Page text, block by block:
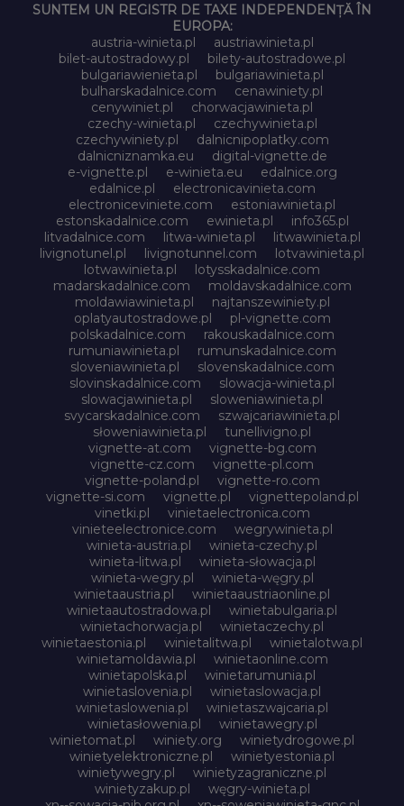
SUNTEM UN REGISTR DE TAXE INDEPENDENȚĂ ÎN
EUROPA:
austria-winieta.pl
austriawinieta.pl
bilet-autostradowy.pl
bilety-autostradowe.pl
bulgariawienieta.pl
bulgariawinieta.pl
bulharskadalnice.com
cenawiniety.pl
cenywiniet.pl
chorwacjawinieta.pl
czechy-winieta.pl
czechywinieta.pl
czechywiniety.pl
dalnicnipoplatky.com
dalnicniznamka.eu
digital-vignette.de
e-vignette.pl
e-winieta.eu
edalnice.org
edalnice.pl
electronicavinieta.com
electroniceviniete.com
estoniawinieta.pl
estonskadalnice.com
ewinieta.pl
info365.pl
litvadalnice.com
litwa-winieta.pl
litwawinieta.pl
livignotunel.pl
livignotunnel.com
lotvawinieta.pl
lotwawinieta.pl
lotysskadalnice.com
madarskadalnice.com
moldavskadalnice.com
moldawiawinieta.pl
najtanszewiniety.pl
oplatyautostradowe.pl
pl-vignette.com
polskadalnice.com
rakouskadalnice.com
rumuniawinieta.pl
rumunskadalnice.com
sloveniawinieta.pl
slovenskadalnice.com
slovinskadalnice.com
slowacja-winieta.pl
slowacjawinieta.pl
sloweniawinieta.pl
svycarskadalnice.com
szwajcariawinieta.pl
słoweniawinieta.pl
tunellivigno.pl
vignette-at.com
vignette-bg.com
vignette-cz.com
vignette-pl.com
vignette-poland.pl
vignette-ro.com
vignette-si.com
vignette.pl
vignettepoland.pl
vinetki.pl
vinietaelectronica.com
vinieteelectronice.com
wegrywinieta.pl
winieta-austria.pl
winieta-czechy.pl
winieta-litwa.pl
winieta-słowacja.pl
winieta-wegry.pl
winieta-węgry.pl
winietaaustria.pl
winietaaustriaonline.pl
winietaautostradowa.pl
winietabulgaria.pl
winietachorwacja.pl
winietaczechy.pl
winietaestonia.pl
winietalitwa.pl
winietalotwa.pl
winietamoldawia.pl
winietaonline.com
winietapolska.pl
winietarumunia.pl
winietaslovenia.pl
winietaslowacja.pl
winietaslowenia.pl
winietaszwajcaria.pl
winietasłowenia.pl
winietawegry.pl
winietomat.pl
winiety.org
winietydrogowe.pl
winietyelektroniczne.pl
winietyestonia.pl
winietywegry.pl
winietyzagraniczne.pl
winietyzakup.pl
węgry-winieta.pl